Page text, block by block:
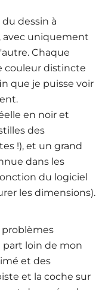
du dessin à
avec uniquement
Chaque
couleur distincte
que je puisse voir
en noir et
des
!), et un grand
dans les
du logiciel
les dimensions).
problèmes
part loin de mon
et des
et la coche sur